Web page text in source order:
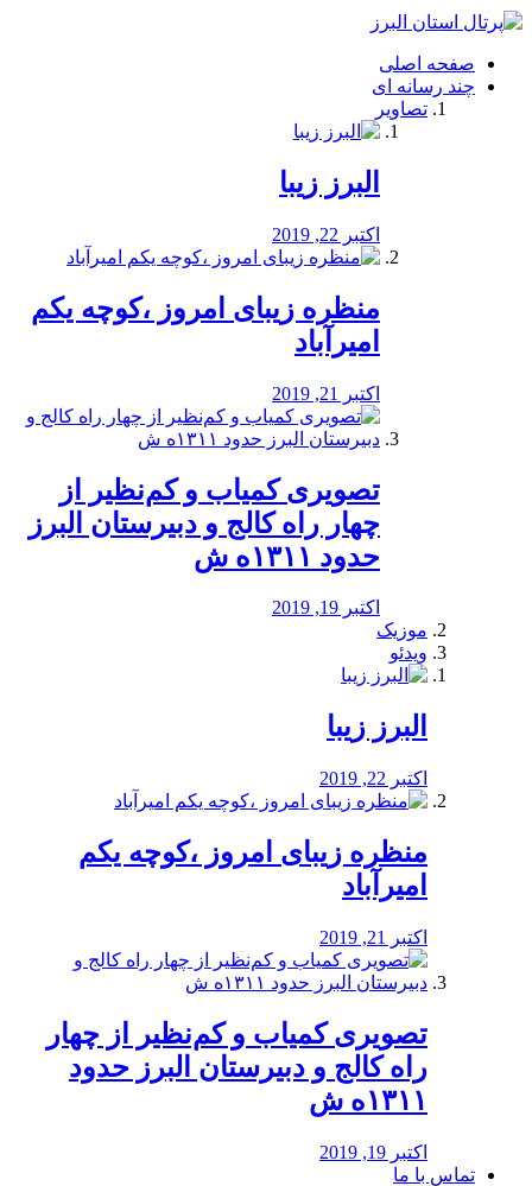
فصد
شرق
تهران
خشکشویی
صفحه اصلی
چند رسانه ای
تصاویر
البرز زیبا
اکتبر 22, 2019
منظره‌‌ زیبای امروز ،کوچه یکم
امیرآباد
اکتبر 21, 2019
️تصویری کمیاب و کم‌نظیر از
چهار راه كالج و دبيرستان البرز
حدود ۱۳۱۱ه ش
اکتبر 19, 2019
موزیک
ویدئو
البرز زیبا
اکتبر 22, 2019
منظره‌‌ زیبای امروز ،کوچه یکم
امیرآباد
اکتبر 21, 2019
️تصویری کمیاب و کم‌نظیر از چهار
راه كالج و دبيرستان البرز حدود
۱۳۱۱ه ش
اکتبر 19, 2019
تماس با ما